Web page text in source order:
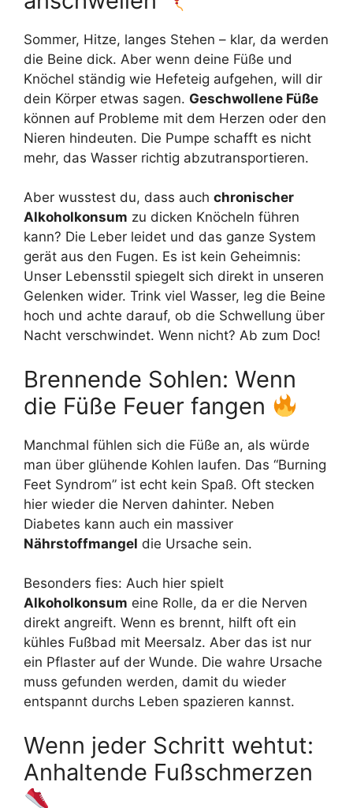
Sommer, Hitze, langes Stehen – klar, da werden
die Beine dick. Aber wenn deine Füße und
Knöchel ständig wie Hefeteig aufgehen, will dir
dein Körper etwas sagen. Geschwollene Füße
können auf Probleme mit dem Herzen oder den
Nieren hindeuten. Die Pumpe schafft es nicht
mehr, das Wasser richtig abzutransportieren.
Aber wusstest du, dass auch chronischer
Alkoholkonsum zu dicken Knöcheln führen
kann? Die Leber leidet und das ganze System
gerät aus den Fugen. Es ist kein Geheimnis:
Unser Lebensstil spiegelt sich direkt in unseren
Gelenken wider. Trink viel Wasser, leg die Beine
hoch und achte darauf, ob die Schwellung über
Nacht verschwindet. Wenn nicht? Ab zum Doc!
Brennende Sohlen: Wenn
die Füße Feuer fangen
Manchmal fühlen sich die Füße an, als würde
man über glühende Kohlen laufen. Das “Burning
Feet Syndrom” ist echt kein Spaß. Oft stecken
hier wieder die Nerven dahinter. Neben
Diabetes kann auch ein massiver
Nährstoffmangel die Ursache sein.
Besonders fies: Auch hier spielt
Alkoholkonsum eine Rolle, da er die Nerven
direkt angreift. Wenn es brennt, hilft oft ein
kühles Fußbad mit Meersalz. Aber das ist nur
ein Pflaster auf der Wunde. Die wahre Ursache
muss gefunden werden, damit du wieder
entspannt durchs Leben spazieren kannst.
Wenn jeder Schritt wehtut:
Anhaltende Fußschmerzen